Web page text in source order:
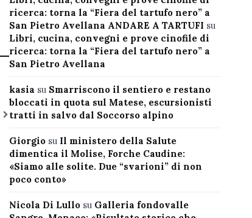
ricerca: torna la “Fiera del tartufo nero” a
San Pietro Avellana ANDARE A TARTUFI su
Libri, cucina, convegni e prove cinofile di
ricerca: torna la “Fiera del tartufo nero” a
San Pietro Avellana
kasia su Smarriscono il sentiero e restano
bloccati in quota sul Matese, escursionisti
tratti in salvo dal Soccorso alpino
Giorgiosu Il ministero della Salute
dimentica il Molise, Forche Caudine:
«Siamo alle solite. Due “svarioni” di non
poco conto»
Nicola Di Lullosu Galleria fondovalle